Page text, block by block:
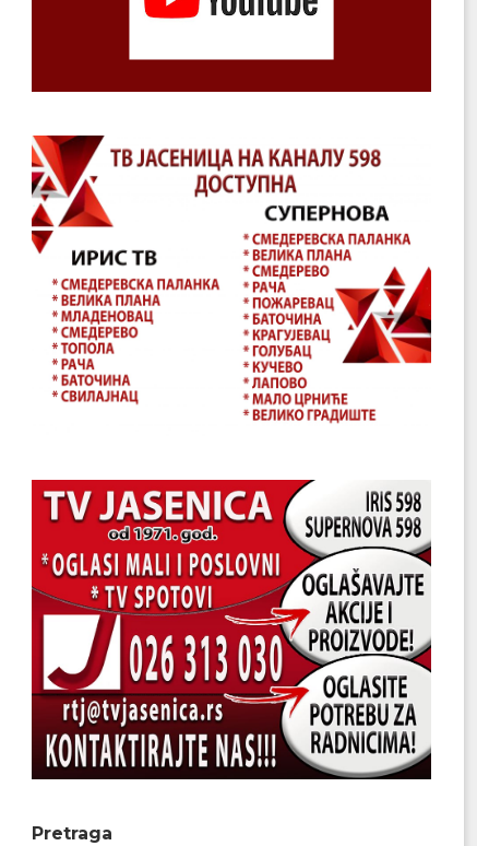
Pretraga